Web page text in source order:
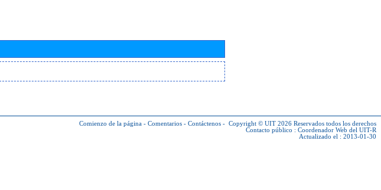
Comienzo de la página - Comentarios - Contáctenos - Copyright © UIT 2026 Reservados todos los derechos
Contacto público : Coordenador Web del UIT-R
Actualizado el : 2013-01-30